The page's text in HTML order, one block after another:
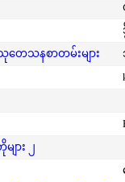
တေသနစာတမ်းများ
ား ၂